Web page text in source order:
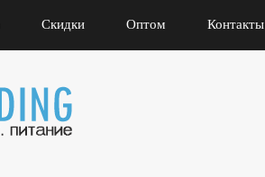
Скидки Оптом Контакты